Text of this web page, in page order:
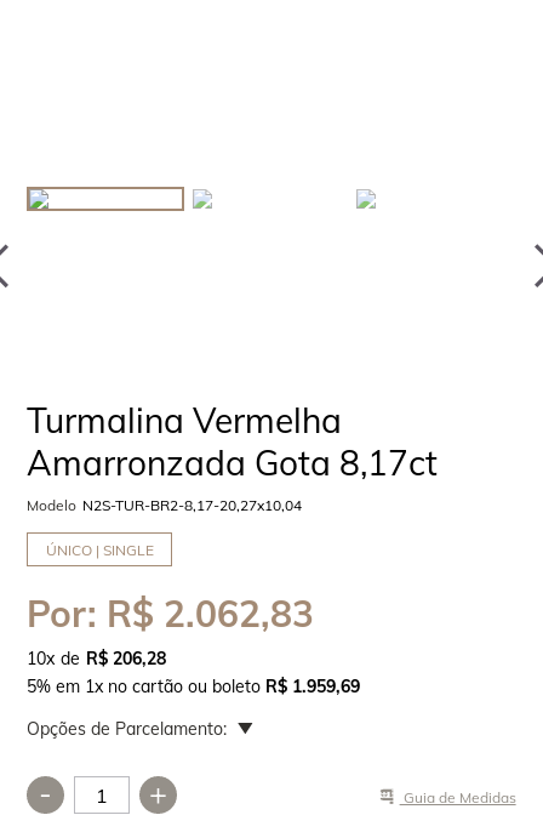
Turmalina Vermelha
Amarronzada Gota 8,17ct
Modelo N2S-TUR-BR2-8,17-20,27x10,04
ÚNICO | SINGLE
Por: R$ 2.062,83
10x
R$ 206,28
5% em 1x no cartão ou boleto R$ 1.959,69
Opções de Parcelamento:
- + Guia de Medidas